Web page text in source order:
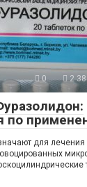
0 2
по
для